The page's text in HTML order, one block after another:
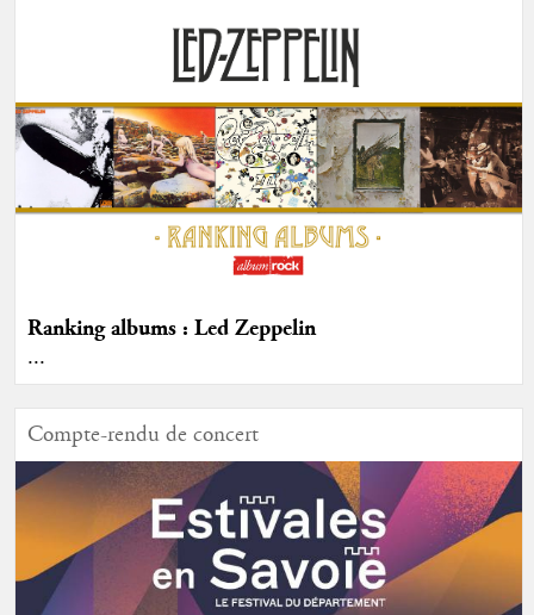
Ranking albums : Led Zeppelin
...
Compte-rendu de concert